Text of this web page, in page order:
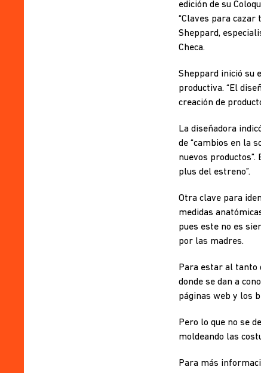
edición de su
“Claves para cazar
Sheppard,
Checa.
Sheppard inició su
productiva. “El
creación de
La diseñadora
de “cambios en la
nuevos
plus del estreno”.
Otra clave para
medidas
pues este no es
por las madres.
Para estar al tanto
donde se dan a
páginas web y los
Pero lo que no se
moldeando las
Para más